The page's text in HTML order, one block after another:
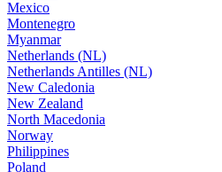
Mexico
Montenegro
Myanmar
Netherlands (NL)
Netherlands Antilles (NL)
New Caledonia
New Zealand
North Macedonia
Norway
Philippines
Poland